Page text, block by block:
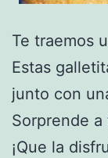
Te traemos
Estas
junto con
Sorprende
¡Que la